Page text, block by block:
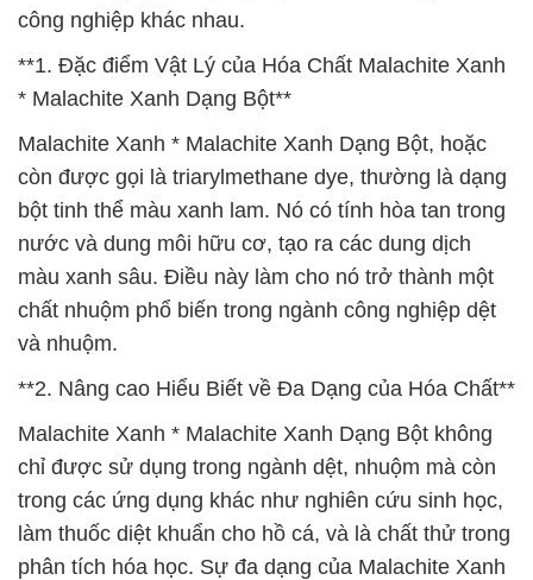
công nghiệp khác nhau.
**1. Đặc điểm Vật Lý của Hóa Chất Malachite Xanh
* Malachite Xanh Dạng Bột**
Malachite Xanh * Malachite Xanh Dạng Bột, hoặc
còn được gọi là triarylmethane dye, thường là dạng
bột tinh thể màu xanh lam. Nó có tính hòa tan trong
nước và dung môi hữu cơ, tạo ra các dung dịch
màu xanh sâu. Điều này làm cho nó trở thành một
chất nhuộm phổ biến trong ngành công nghiệp dệt
và nhuộm.
**2. Nâng cao Hiểu Biết về Đa Dạng của Hóa Chất**
Malachite Xanh * Malachite Xanh Dạng Bột không
chỉ được sử dụng trong ngành dệt, nhuộm mà còn
trong các ứng dụng khác như nghiên cứu sinh học,
làm thuốc diệt khuẩn cho hồ cá, và là chất thử trong
phân tích hóa học. Sự đa dạng của Malachite Xanh